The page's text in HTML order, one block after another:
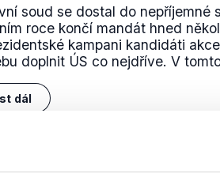
soud se dostal do nepříjemné
roce končí mandát hned
kampani kandidáti
doplnit ÚS co nejdříve. V
dál